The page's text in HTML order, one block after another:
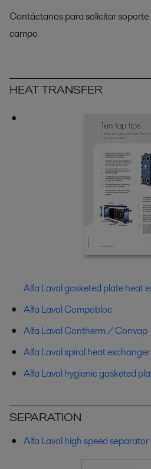
Contáctanos para solicitar soporte
campo
HEAT TRANSFER
Alfa Laval gasketed plate heat
Alfa Laval Compabloc
Alfa Laval Contherm / Convap
Alfa Laval spiral heat exchanger
Alfa Laval hygienic gasketed
SEPARATION
Alfa Laval high speed